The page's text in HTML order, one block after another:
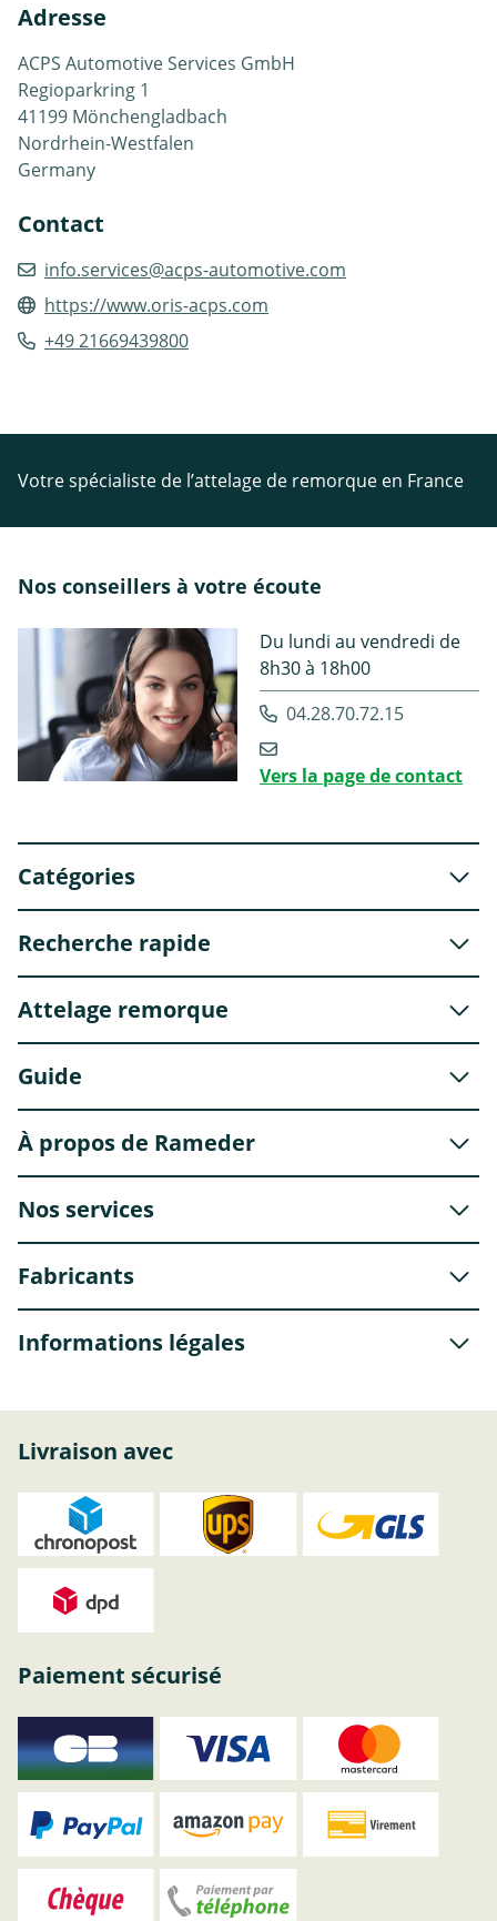
Adresse
ACPS Automotive Services GmbH
Regioparkring 1
41199 Mönchengladbach
Nordrhein-Westfalen
Germany
Contact
info.services@acps-automotive.com
https://www.oris-acps.com
+49 21669439800
Votre spécialiste de l’attelage de remorque en France
Nos conseillers à votre écoute
Du lundi au vendredi de
8h30 à 18h00
04.28.70.72.15
Vers la page de contact
Catégories
Recherche rapide
Attelage remorque
Guide
À propos de Rameder
Nos services
Fabricants
Informations légales
Livraison avec
Paiement sécurisé